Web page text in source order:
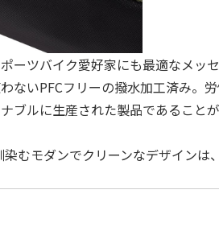
ーツバイク愛好家にも最適なメッ
ないPFCフリーの撥⽔加工済み。
ブルに生産された製品であることが
むモダンでクリーンなデザインは